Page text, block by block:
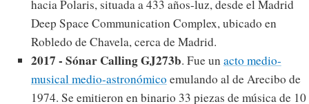
hacia Polaris, situada a 433 años-luz, desde el Madrid
Deep Space Communication Complex, ubicado en
Robledo de Chavela, cerca de Madrid.
2017 - Sónar Calling GJ273b. Fue unacto medio-
musical medio-astronómico emulando al de Arecibo de
1974. Se emitieron en binario 33 piezas de música de 10